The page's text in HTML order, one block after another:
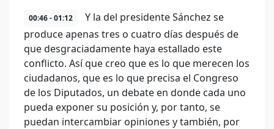
00:46 - 01:12
Y la del presidente Sánchez se
produce apenas tres o cuatro días después de
que desgraciadamente haya estallado este
conflicto. Así que creo que es lo que merecen los
ciudadanos, que es lo que precisa el Congreso
de los Diputados, un debate en donde cada uno
pueda exponer su posición y, por tanto, se
puedan intercambiar opiniones y también, por